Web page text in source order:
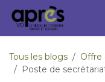
Se rendre au contenu
Tous les blogs
Offre
Poste de